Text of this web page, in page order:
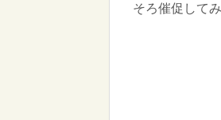
そろ催促して